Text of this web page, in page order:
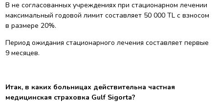
В не согласованных учреждениях при стационарном лечении
максимальный годовой лимит составляет 50 000 TL с взносом
в размере 20%.
Период ожидания стационарного лечения составляет первые
9 месяцев.
Итак, в каких больницах действительна частная
медицинская страховка Gulf Sigorta?